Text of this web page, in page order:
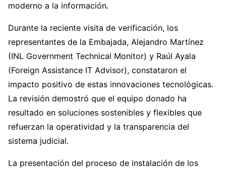
moderno a la información.
Durante la reciente visita de verificación, los
representantes de la Embajada, Alejandro Martínez
(INL Government Technical Monitor) y Raúl Ayala
(Foreign Assistance IT Advisor), constataron el
impacto positivo de estas innovaciones tecnológicas.
La revisión demostró que el equipo donado ha
resultado en soluciones sostenibles y flexibles que
refuerzan la operatividad y la transparencia del
sistema judicial.
La presentación del proceso de instalación de los